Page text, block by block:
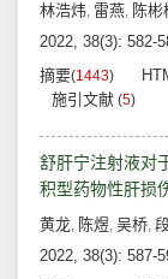
林浩炜, 雷燕, 陈彬
2022, 38(3): 582-
摘要(1443)
施引文献 (5)
舒肝宁注射液对
积型药物性肝损
黄龙, 陈煜, 吴桥,
2022, 38(3): 587-